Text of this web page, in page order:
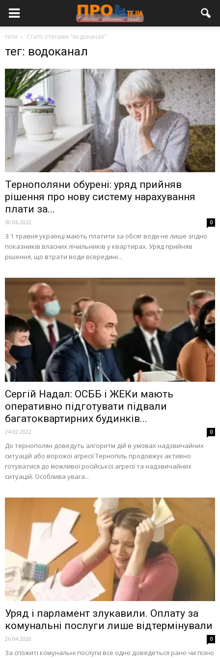
теги Статті з тегами "водоканал"
тег: водоканал
Тернополяни обурені: уряд прийняв
рішення про нову систему нарахування
плати за...
30.06.2022 0
З 1 травня українці мають платити за обсяг води не лише згідно
показників власних лічильників у квартирах. Уряд прийняв
рішення, що втрати води всередині...
Сергій Надал: ОСББ і ЖЕКи мають
оперативно підготувати підвали
багатоквартирних будинків...
24.02.2022 0
До тернополян доведуть алгоритм дій в умовах надзвичайних
ситуацій або ворожої агресії Тернопіль продовжує активно
готуватися до можливої російської агресії та надзвичайних
ситуацій. Особлива увага...
Уряд і парламент злукавили. Оплату за
комунальні послуги лише відтермінували
26.04.2020 0
За спожиті комунальні послуги все одно доведеться рано чи пізно